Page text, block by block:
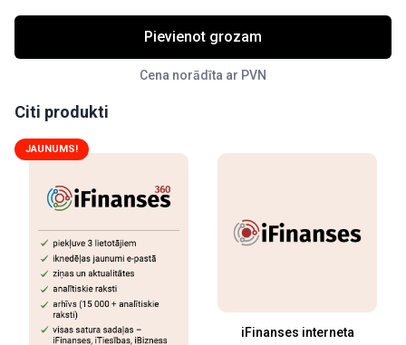
Pievienot grozam
Cena norādīta ar PVN
Citi produkti
JAUNUMS!
iFinanses interneta